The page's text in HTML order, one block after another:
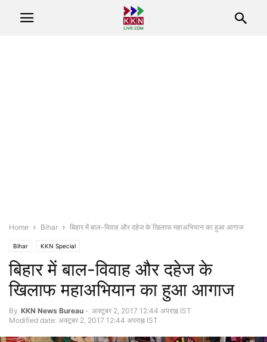
Home Bihar बिहार में बाल-विवाह और दहेज के खिलाफ महाअभियान का हुआ आगाज
Bihar KKN Special
बिहार में बाल-विवाह और दहेज के
खिलाफ महाअभियान का हुआ आगाज
By KKN News Bureau - अक्टूबर 2, 2017 12:44 अपराह्न IST
Modified date: अक्टूबर 2, 2017 12:44 अपराह्न IST